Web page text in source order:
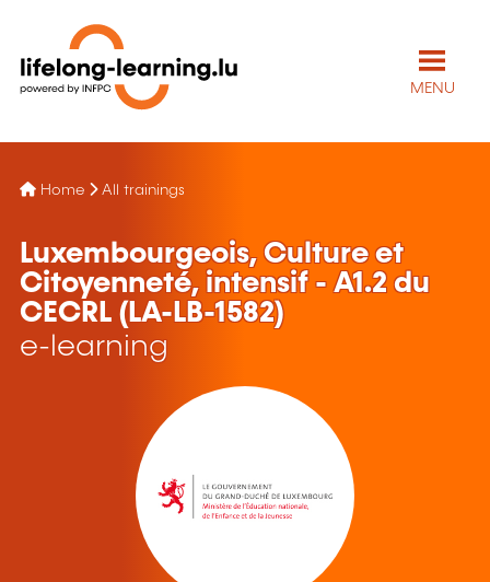
MENU
Home All trainings
Luxembourgeois, Culture et
Citoyenneté, intensif - A1.2 du
CECRL (LA-LB-1582)
e-learning